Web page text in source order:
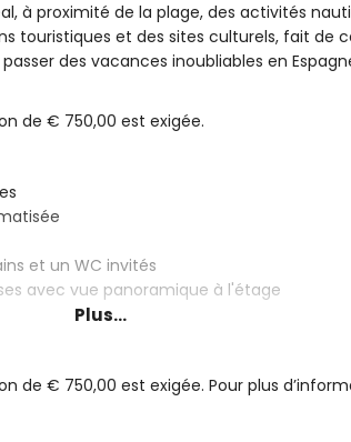
à proximité de la plage, des activités
touristiques et des sites culturels, fait de
des vacances inoubliables en
de € 750,00 est exigée.
et un WC invités
avec vue panoramique à l'étage
Plus...
de € 750,00 est exigée. Pour plus